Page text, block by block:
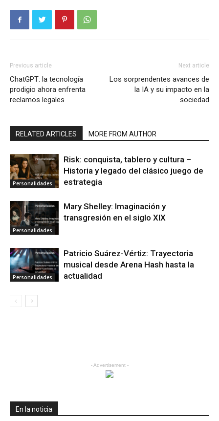
Previous article
ChatGPT: la tecnología
prodigio ahora enfrenta
reclamos legales
Next article
Los sorprendentes avances de
la IA y su impacto en la
sociedad
RELATED ARTICLES MORE FROM AUTHOR
Personalidades
Risk: conquista, tablero y cultura –
Historia y legado del clásico juego de
estrategia
Personalidades
Mary Shelley: Imaginación y
transgresión en el siglo XIX
Personalidades
Patricio Suárez-Vértiz: Trayectoria
musical desde Arena Hash hasta la
actualidad
- Advertisement -
En la noticia